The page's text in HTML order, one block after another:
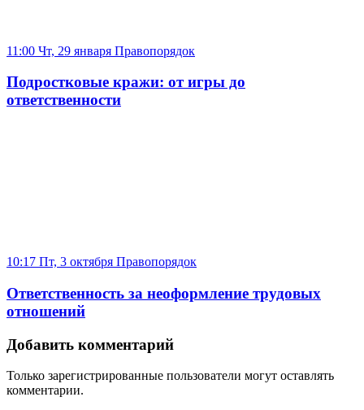
11:00 Чт, 29 января Правопорядок
Подростковые кражи: от игры до
ответственности
10:17 Пт, 3 октября Правопорядок
Ответственность за неоформление трудовых
отношений
Добавить комментарий
Только зарегистрированные пользователи могут оставлять
комментарии.